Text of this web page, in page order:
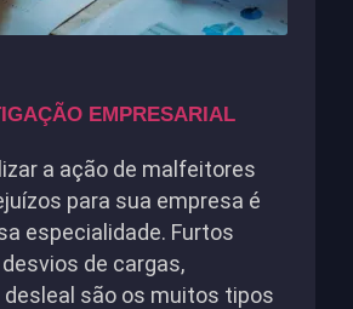
EMPRESARIAL
a ação de malfeitores
para sua empresa é
especialidade. Furtos
de cargas,
são os muitos tipos